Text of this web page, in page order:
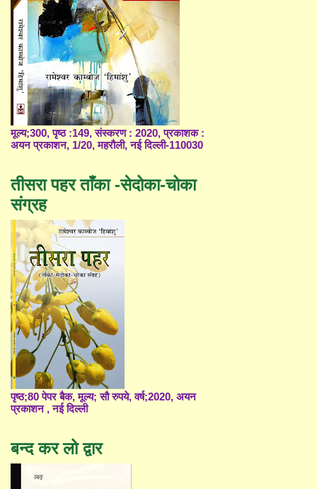
मूल्य;300, पृष्ठ :149, संस्करण : 2020, प्रकाशक :
अयन प्रकाशन, 1/20, महरौली, नई दिल्ली-110030
तीसरा पहर ताँका -सेदोका-चोका
संग्रह
पृष्ठ;80 पेपर बैक, मूल्य; सौ रुपये, वर्ष;2020, अयन
प्रकाशन , नई दिल्ली
बन्द कर लो द्वार